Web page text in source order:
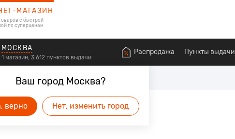
МАГАЗИН
с быстрой
по суперценам
Ваш город Москва?
верно Нет, изменить город
МОСКВА
1 магазин, 3 612 пунктов выдачи
Распродажа Пункты выдачи
оборудование Сварочные аппараты
190, 220 В